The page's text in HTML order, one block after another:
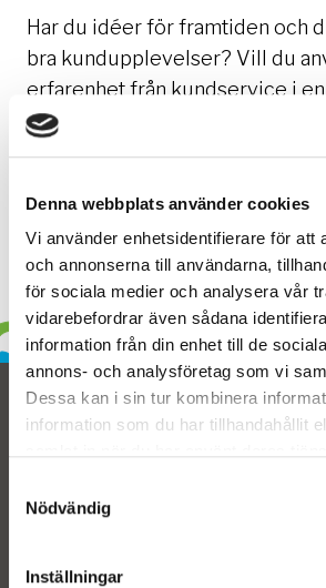
Denna webbplats använder cookies
Vi använder enhetsidentifierare för att
och annonserna till användarna,
för sociala medier och analysera vår
vidarebefordrar även sådana
information från din enhet till de
annons- och analysföretag som vi
Dessa kan i sin tur kombinera
information som du har tillhandahållit
Nödvändig
Inställningar
Har du idéer för framtiden och
bra kundupplevelser? Vill du
erfarenhet från kundservice i
ta ansvar, påverka och utveckla
system? Då är du välkommen
Läs mer och ansök på vår sida
Kundservice- och